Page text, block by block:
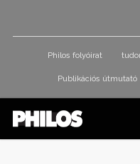
Philos folyóirat
Publikációs útmutató